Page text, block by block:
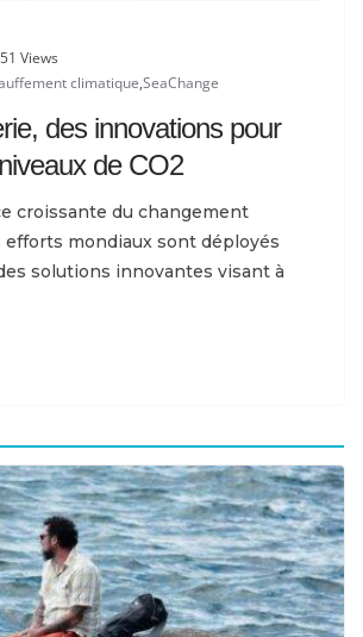
Views
climatique,SeaChange
des innovations pour
de CO2
croissante du changement
efforts mondiaux sont déployés
solutions innovantes visant à